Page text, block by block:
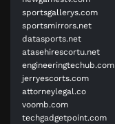
sportsgallerys.com
sportsmirrors.net
datasports.net
atasehirescortu.net
engineeringtechub.com
jerryescorts.com
attorneylegal.co
voomb.com
techgadgetpoint.com